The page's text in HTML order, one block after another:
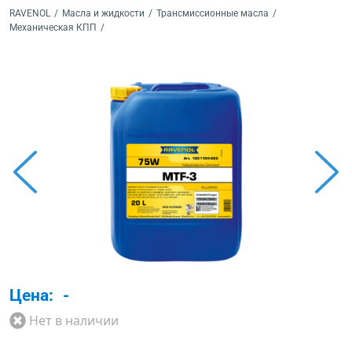
RAVENOL / Масла и жидкости / Трансмиссионные масла /
Механическая КПП /
Цена: -
Нет в наличии